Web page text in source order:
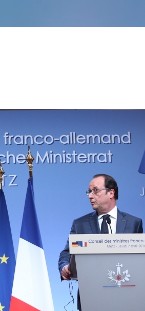
THEY ARE “RIGHT”:
A MIGRATION
IS EMIGRATION, NOT
IMMIGRATION.
SECGEN 19 JUN ’26
Bentornata a casa,
SECGEN 8 JUN ’26
Welcome home, Pina
SECGEN,8 JUN ’26